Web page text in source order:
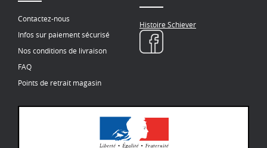
Contactez-nous
Infos sur paiement sécurisé
Nos conditions de livraison
FAQ
Points de retrait magasin
Histoire Schiever